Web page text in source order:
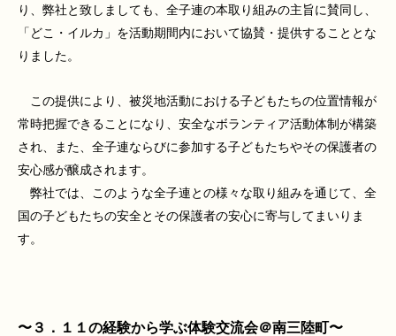
り、弊社と致しましても、全子連の本取り組みの主旨に賛同し、
「どこ・イルカ」を活動期間内において協賛・提供することとな
りました。
この提供により、被災地活動における子どもたちの位置情報が
常時把握できることになり、安全なボランティア活動体制が構築
され、また、全子連ならびに参加する子どもたちやその保護者の
安心感が醸成されます。
弊社では、このような全子連との様々な取り組みを通じて、全
国の子どもたちの安全とその保護者の安心に寄与してまいりま
す 。
〜３．１１の経験から学ぶ体験交流会＠南三陸町〜